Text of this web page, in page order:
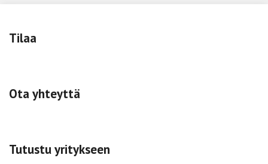
Tilaa
Ota yhteyttä
Tutustu yritykseen